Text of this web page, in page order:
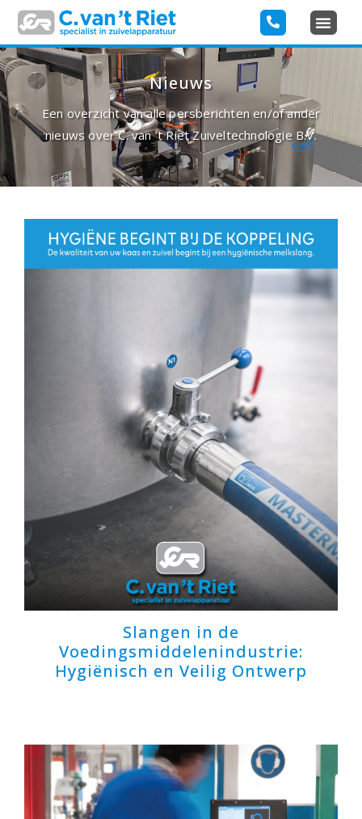
Nieuws
Een overzicht van alle persberichten en/of ander
nieuws over C. van ’t Riet Zuiveltechnologie B.V.
Slangen in de
Voedingsmiddelenindustrie:
Hygiënisch en Veilig Ontwerp